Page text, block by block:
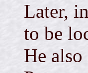
Later,
to be
He